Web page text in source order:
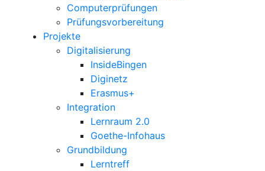
Computerprüfungen
Prüfungsvorbereitung
Projekte
Digitalisierung
InsideBingen
Diginetz
Erasmus+
Integration
Lernraum 2.0
Goethe-Infohaus
Grundbildung
Lerntreff